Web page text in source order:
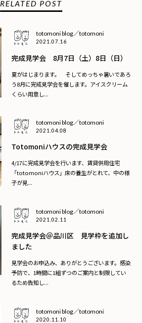
RELATED POST
totomoni blog／totomoni
2021.07.16
完成見学会 8月7日（土）8日（日）
夏がはじまります。 そしてめっちゃ暑いであろ
う8月に完成見学会を催します。アイスクリーム
くらい用意し...
totomoni blog／totomoni
2021.04.08
Totomoniハウスの完成見学会
4/17に完成見学会を行います、賃貸併用住宅
「totomoniハウス」床の養生がとれて、中の様
子が見...
totomoni blog／totomoni
2021.02.11
完成見学会＠品川区 見学枠を追加し
ました
見学会のお申込み、ありがとうございます。感染
予防で、1時間に1組ずつのご案内と制限してい
るため告知し...
totomoni blog／totomoni
2020.11.10